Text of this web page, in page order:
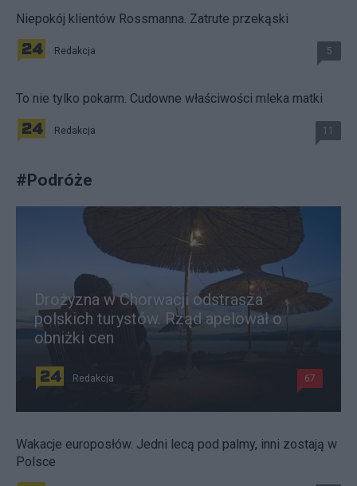
Niepokój klientów Rossmanna. Zatrute przekąski
Redakcja 5
To nie tylko pokarm. Cudowne właściwości mleka matki
Redakcja 11
#Podróże
Drożyzna w Chorwacji odstrasza
polskich turystów. Rząd apelował o
obniżki cen
Redakcja 67
Wakacje europosłów. Jedni lecą pod palmy, inni zostają w
Polsce